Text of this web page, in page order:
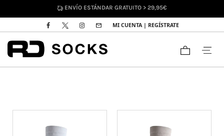
ENVÍO ESTÁNDAR GRATUITO > 29,95€
MI CUENTA | REGÍSTRATE